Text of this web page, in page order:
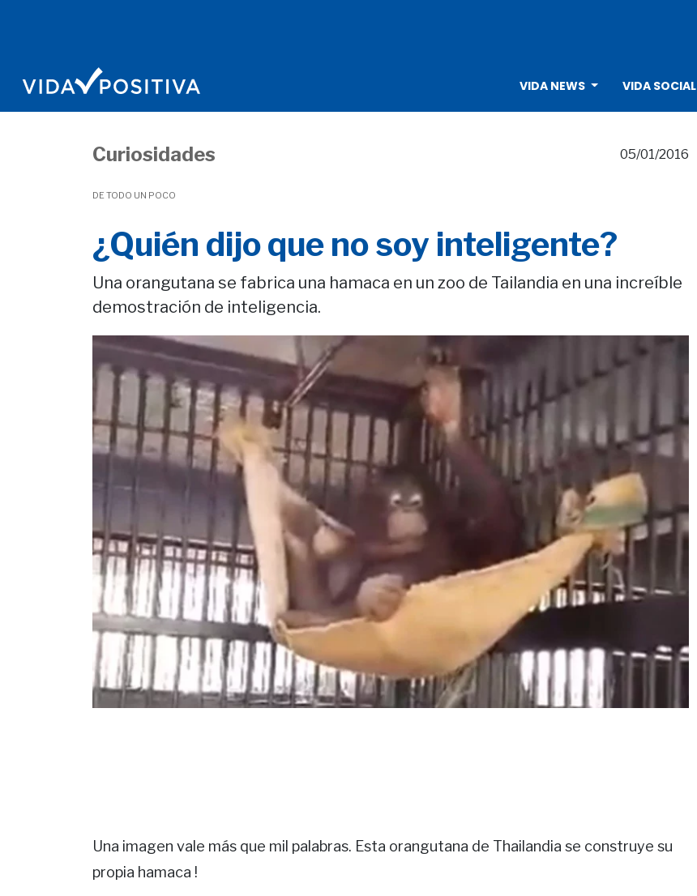
VIDA NEWS VIDA SOCIAL
Curiosidades
DE TODO UN POCO
05/01/2016
¿Quién dijo que no soy inteligente?
Una orangutana se fabrica una hamaca en un zoo de Tailandia en una increíble
demostración de inteligencia.
Una imagen vale más que mil palabras. Esta orangutana de Thailandia se construye su
propia hamaca !